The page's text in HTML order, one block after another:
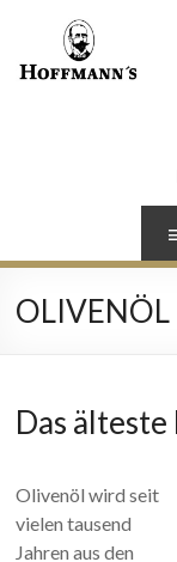
OLIVENÖL
Das
Olivenöl wird seit
vielen tausend
Jahren aus den